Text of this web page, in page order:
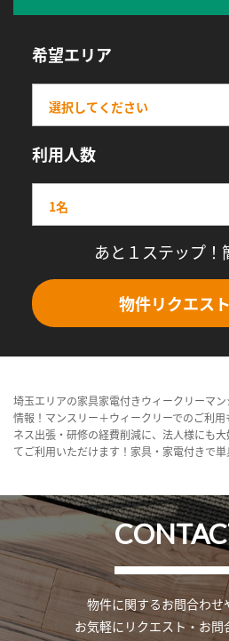
希望エリア
利用人数
あと１ステップ！
物件リクエス
埼玉エリアの家具家電付きウィークリーマ
情報！マンスリー＋ウィークリーでのご利
ネス出張・研修の経費削減に、法人様にも
てご利用いただけます！家具・家電付きで単
物件に関するお問合わせ
お気軽にリクエスト・お問